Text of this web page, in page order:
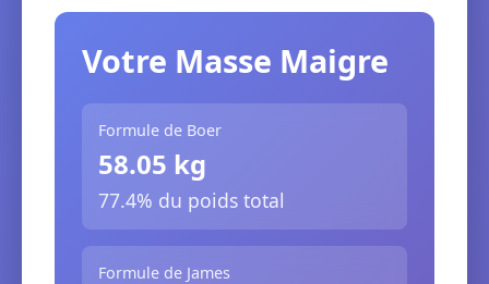
Votre Masse Maigre
Formule de Boer
58.05 kg
77.4% du poids total
Formule de James